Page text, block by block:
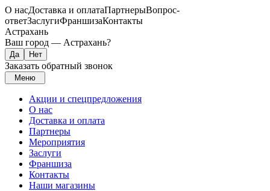
О насДоставка и оплатаПартнерыВопрос-
ответЗаслугиФраншизаКонтакты
Астрахань
Ваш город — Астрахань?
Заказать обратный звонок
Меню
Акции и спецпредложения
О нас
Доставка и оплата
Партнеры
Мероприятия
Заслуги
Франшиза
Контакты
Наши магазины